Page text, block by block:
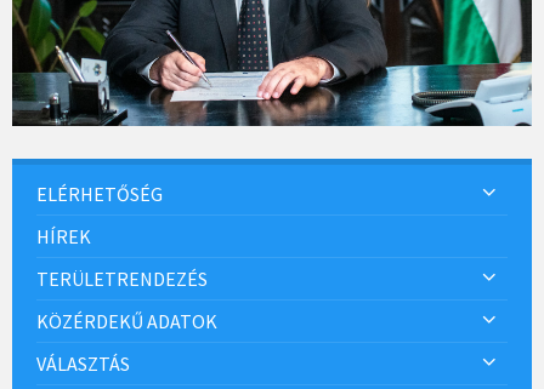
ELÉRHETŐSÉG
HÍREK
TERÜLETRENDEZÉS
KÖZÉRDEKŰ ADATOK
VÁLASZTÁS